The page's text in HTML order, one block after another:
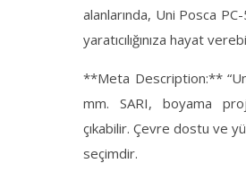
alanlarında, Uni Posca
yaratıcılığınıza hayat
**Meta Description:**
mm. SARI, boyama
çıkabilir. Çevre dostu ve
seçimdir.